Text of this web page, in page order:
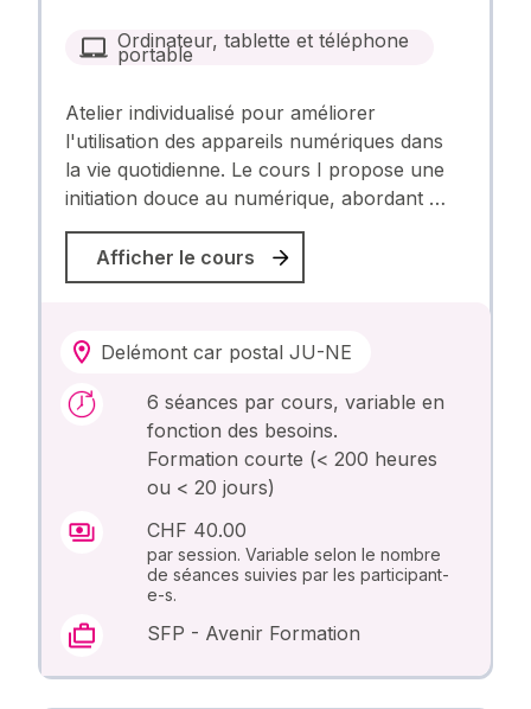
Ordinateur, tablette et téléphone
portable
Atelier individualisé pour améliorer
l'utilisation des appareils numériques dans
la vie quotidienne. Le cours I propose une
initiation douce au numérique, abordant …
Afficher le cours
Delémont car postal JU-NE
6 séances par cours, variable en
fonction des besoins.
Formation courte (< 200 heures
ou < 20 jours)
CHF 40.00
par session. Variable selon le nombre
de séances suivies par les participant-
e-s.
SFP - Avenir Formation